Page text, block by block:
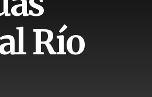
Río